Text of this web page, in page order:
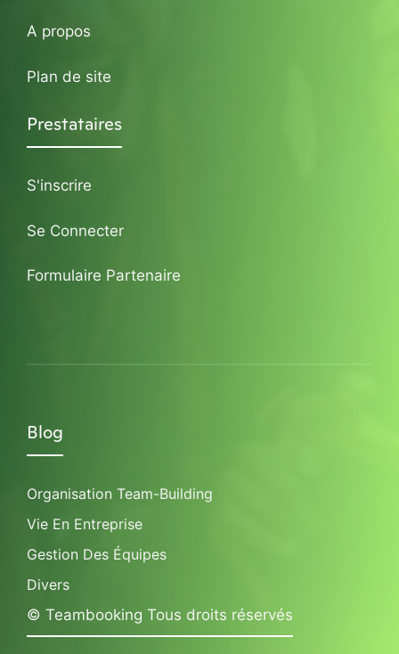
A propos
Plan de site
Prestataires
S'inscrire
Se Connecter
Formulaire Partenaire
Blog
Organisation Team-Building
Vie En Entreprise
Gestion Des Équipes
Divers
© Teambooking Tous droits réservés